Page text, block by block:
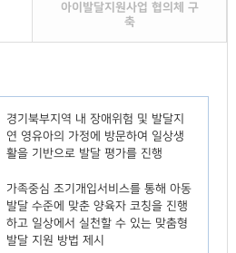
아이발달지원사업 협의체 구
축
경기북부지역 내 장애위험 및 발달지
연 영유아의 가정에 방문하여 일상생
활을 기반으로 발달 평가를 진행
가족중심 조기개입서비스를 통해 아동
발달 수준에 맞춘 양육자 코칭을 진행
하고 일상에서 실천할 수 있는 맞춤형
발달 지원 방법 제시